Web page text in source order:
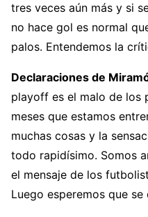
tres veces aún más y si
no hace gol es normal
palos. Entendemos la
Declaraciones de
playoff es el malo de los
meses que estamos
muchas cosas y la
todo rapidísimo. Somos
el mensaje de los
Luego esperemos que se